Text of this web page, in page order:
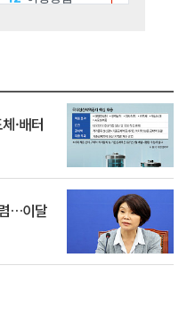
·배터
…이달